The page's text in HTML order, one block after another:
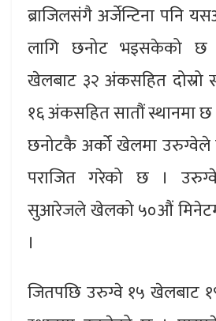
ब्राजिलसंगै अर्जेन्टिना पनि
लागि छनोट भइसकेको छ
खेलबाट ३२ अंकसहित दोस्रो
१६ अंकसहित सातौं स्थानमा छ
छनोटकै अर्को खेलमा उरुग्वेले
पराजित गरेको छ ।
सुआरेजले खेलको ५०औं
।
जितपछि उरुग्वे १५ खेलबाट